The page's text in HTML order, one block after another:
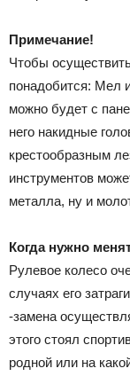
Примечание!
Чтобы
понадобится: Мел
можно будет с
него накидные
крестообразным
инструментов
металла, ну и
Когда нужно
Рулевое колесо
случаях его
-замена
этого стоял
родной или на